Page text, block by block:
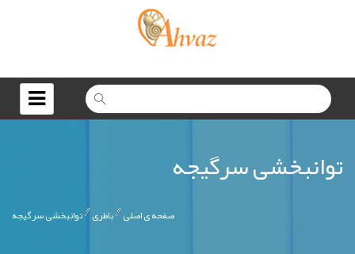
توانبخشی سرگیجه
صفحه ی اصلی باطری توانبخشی سرگیجه